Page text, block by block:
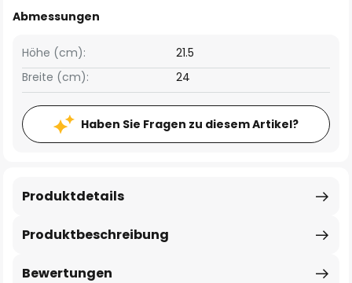
Abmessungen
Breite (cm): 24
Höhe (cm): 21.5
Haben Sie Fragen zu diesem Artikel?
Produktbeschreibung
Produktdetails
Bewertungen